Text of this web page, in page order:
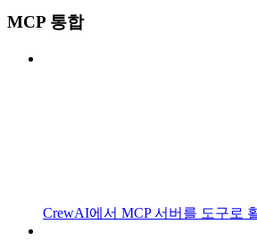
MCP 통합
CrewAI에서 MCP 서버를 도구로